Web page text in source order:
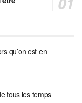
qu’on est en
tous les temps